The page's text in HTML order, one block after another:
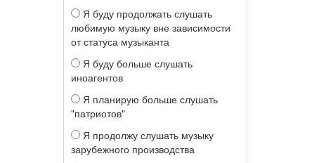
Я буду продолжать слушать
любимую музыку вне зависимости
от статуса музыканта
Я буду больше слушать
иноагентов
Я планирую больше слушать
"патриотов"
Я продолжу слушать музыку
зарубежного производства